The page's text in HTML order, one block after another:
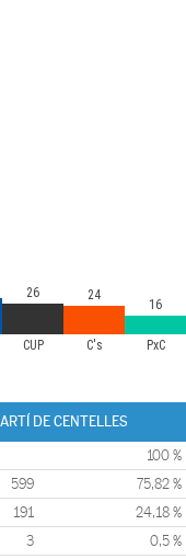
CUP C's PxC
26 24
16
DE CENTELLES
100 %
599 75,82 %
191 24,18 %
3 0,5 %